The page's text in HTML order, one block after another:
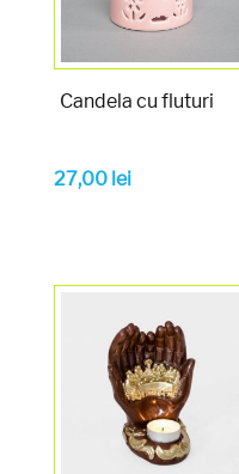
Candela cu fluturi
27,00 lei